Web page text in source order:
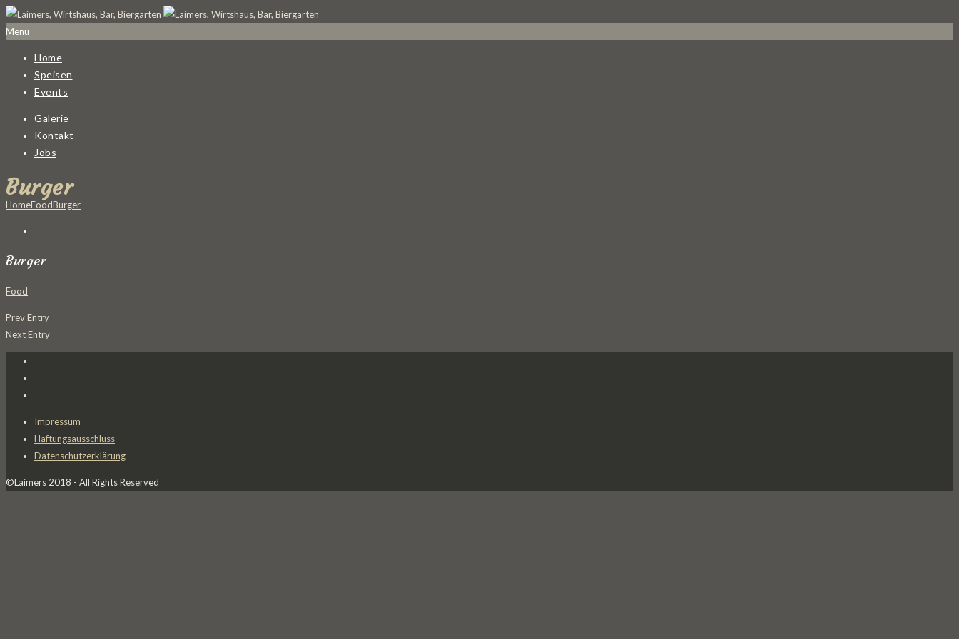
Menu
Home
Speisen
Events
Galerie
Kontakt
Jobs
Burger
HomeFoodBurger
Burger
Food
Prev Entry
Next Entry
Impressum
Haftungsausschluss
Datenschutzerklärung
©Laimers 2018 - All Rights Reserved